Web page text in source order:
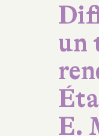
un
E.